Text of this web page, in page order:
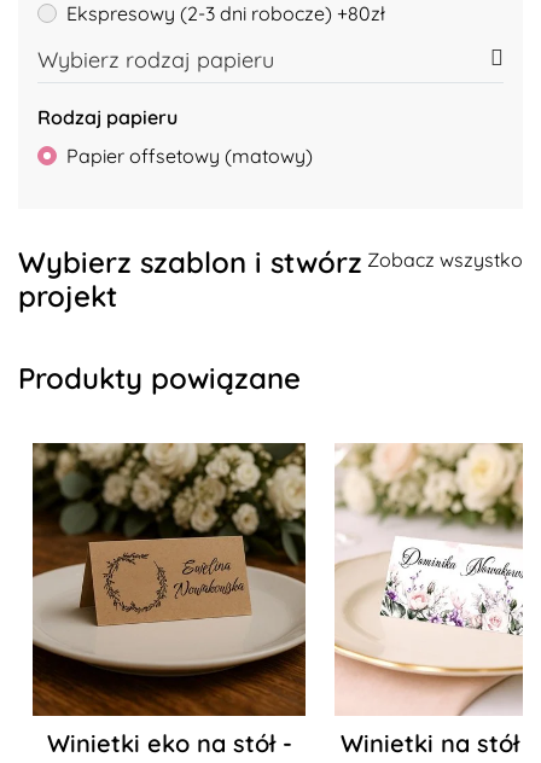
Ekspresowy (2-3 dni robocze) +80zł
Wybierz rodzaj papieru
Rodzaj papieru
Papier offsetowy (matowy)
Zobacz wszystko
Wybierz szablon i stwórz
projekt
Produkty powiązane
Winietki eko na stół -
Winietki na stół